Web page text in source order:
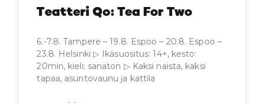
Teatteri Qo: Tea For Two
6.-7.8. Tampere – 19.8. Espoo – 20.8. Espoo –
23.8. Helsinki ▷ Ikäsuositus: 14+, kesto:
20min, kieli: sanaton ▷ Kaksi naista, kaksi
tapaa, asuntovaunu ja kattila